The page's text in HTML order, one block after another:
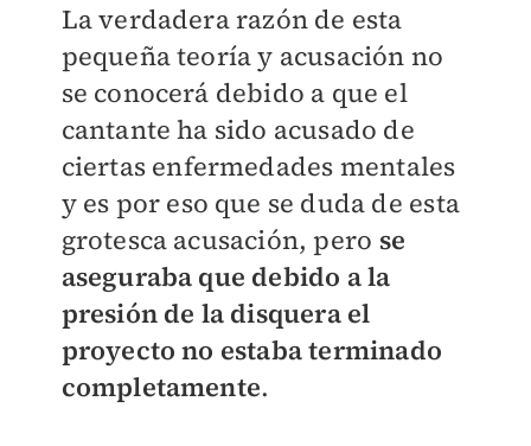
La verdadera razón de esta
pequeña teoría y acusación no
se conocerá debido a que el
cantante ha sido acusado de
ciertas enfermedades mentales
y es por eso que se duda de esta
grotesca acusación, pero se
aseguraba que debido a la
presión de la disquera el
proyecto no estaba terminado
completamente.